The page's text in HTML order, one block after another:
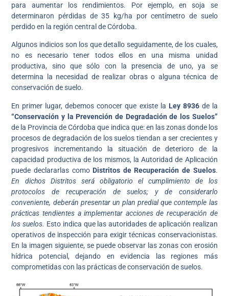
para aumentar los rendimientos. Por ejemplo, en soja se
determinaron pérdidas de 35 kg/ha por centímetro de suelo
perdido en la región central de Córdoba.
Algunos indicios son los que detallo seguidamente, de los cuales,
no es necesario tener todos ellos en una misma unidad
productiva, sino que sólo con la presencia de uno, ya se
determina la necesidad de realizar obras o alguna técnica de
conservación de suelo.
En primer lugar, debemos conocer que existe la Ley 8936de la
“Conservación y la Prevención de Degradación de los Suelos”
de la Provincia de Córdoba que indica que: en las zonas donde los
procesos de degradación de los suelos tiendan a ser crecientes y
progresivos incrementando la situación de deterioro de la
capacidad productiva de los mismos, la Autoridad de Aplicación
puede declararlas como Distritos de Recuperación de Suelos.
En dichos Distritos será obligatorio el cumplimiento de los
protocolos de recuperación de suelos; y de considerarlo
conveniente, deberán presentar un plan predial que contemple las
prácticas tendientes a implementar acciones de recuperación de
los suelos. Esto indica que las autoridades de aplicación realizan
operativos de inspección para exigir técnicas conservacionistas.
En la imagen siguiente, se puede observar las zonas con erosión
hídrica potencial, dejando en evidencia las regiones más
comprometidas con las prácticas de conservación de suelos.